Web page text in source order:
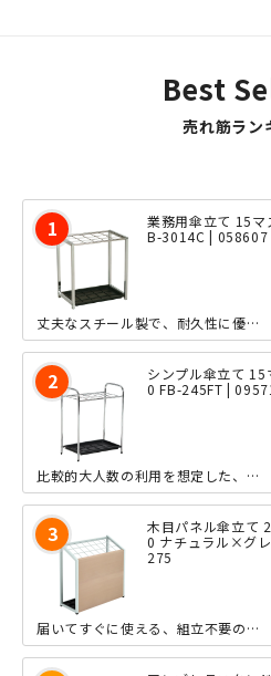
Best
売れ筋ラン
業務用傘立て 15
B-3014C | 058607
丈夫なスチール製で、耐久性に優れた業務用アンブレラスタンド（傘立て）です。ワイド...
シンプル傘立て
0 FB-245FT |
比較的大人数の利用を想定した、15マス型のワイドな傘立て（レインスタンド）となっ...
木目パネル傘立
0 ナチュラル×グ
275
届いてすぐに使える、組立不要の24本用傘立てです。木目調転写の前板を付けることで...